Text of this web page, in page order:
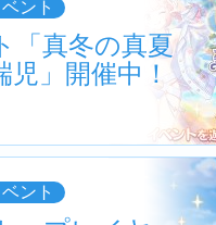
ント
「真冬の真夏
」開催中！
ント